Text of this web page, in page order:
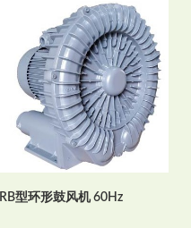
RB型环形鼓风机 60Hz